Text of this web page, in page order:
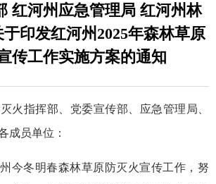
红河州应急管理局 红河州林
印发红河州2025年森林草原
传工作实施方案的通知
火指挥部、党委宣传部、应急管理局、
成员单位：
今冬明春森林草原防灭火宣传工作，努